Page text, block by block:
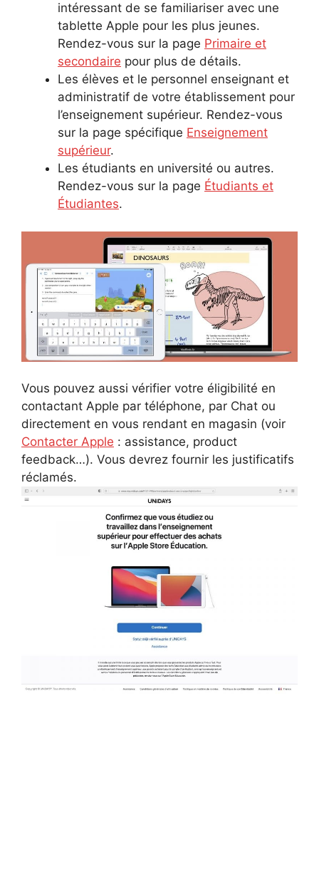
intéressant de se familiariser avec une
tablette Apple pour les plus jeunes.
Rendez-vous sur la page Primaire et
secondaire pour plus de détails.
Les élèves et le personnel enseignant et
administratif de votre établissement pour
l’enseignement supérieur. Rendez-vous
sur la page spécifique Enseignement
supérieur.
Les étudiants en université ou autres.
Rendez-vous sur la page Étudiants et
Étudiantes.
Vous pouvez aussi vérifier votre éligibilité en
contactant Apple par téléphone, par Chat ou
directement en vous rendant en magasin (voir
Contacter Apple : assistance, product
feedback…). Vous devrez fournir les justificatifs
réclamés.